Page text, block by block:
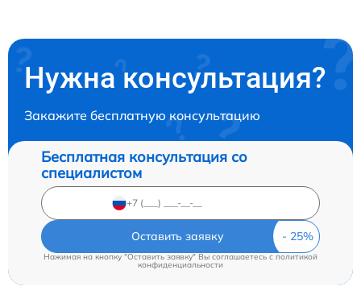
Нужна консультация?
Закажите бесплатную консультацию
Бесплатная консультация со
специалистом
Оставить заявку
Нажимая на кнопку "Оставить заявку" Вы соглашаетесь cполитикой
конфиденциальности